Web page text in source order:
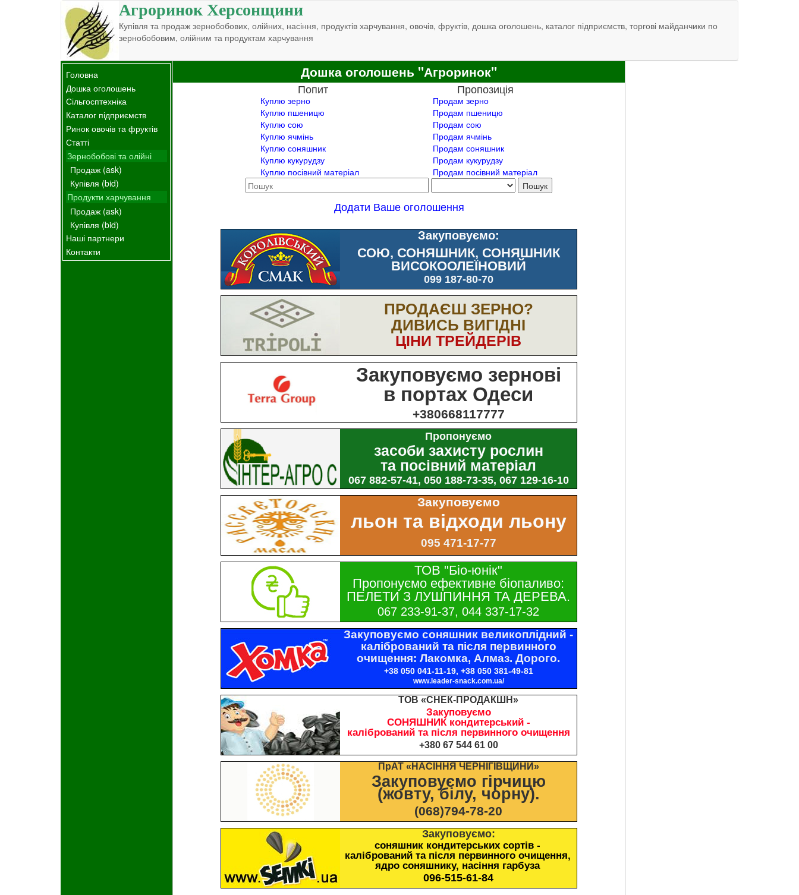
Агроринок Херсонщини
Купівля та продаж зернобобових, олійних, насіння, продуктів харчування, овочів, фруктів, дошка оголошень, каталог підприємств, торгові майданчики по
зернобобовим, олійним та продуктам харчування
Головна
Дошка оголошень
Сільгосптехніка
Каталог підприємств
Ринок овочів та фруктів
Статті
Зернобобові та олійні
Продаж (ask)
Купівля (bid)
Продукти харчування
Продаж (ask)
Купівля (bid)
Наші партнери
Контакти
Дошка оголошень "Агроринок"
Попит
Куплю зерно
Куплю пшеницю
Куплю сою
Куплю ячмінь
Куплю соняшник
Куплю кукурудзу
Куплю посівний матеріал
Пропозиція
Продам зерно
Продам пшеницю
Продам сою
Продам ячмінь
Продам соняшник
Продам кукурудзу
Продам посівний матеріал
Додати Ваше оголошення
Закуповуємо:
СОЮ, СОНЯШНИК, СОНЯШНИК
ВИСОКООЛЕЇНОВИЙ
099 187-80-70
ПРОДАЄШ ЗЕРНО?
ДИВИСЬ ВИГІДНІ
ЦІНИ ТРЕЙДЕРІВ
Закуповуємо зернові
в портах Одеси
+380668117777
Пропонуємо
засоби захисту рослин
та посівний матеріал
067 882-57-41, 050 188-73-35, 067 129-16-10
Закуповуємо
льон та відходи льону
095 471-17-77
ТОВ "Біо-юнік"
Пропонуємо ефективне біопаливо:
ПЕЛЕТИ З ЛУШПИННЯ ТА ДЕРЕВА.
067 233-91-37, 044 337-17-32
Закуповуємо соняшник великоплідний -
калібрований та після первинного
очищення: Лакомка, Алмаз. Дорого.
+38 050 041-11-19, +38 050 381-49-81
www.leader-snack.com.ua/
ТОВ «СНЕК-ПРОДАКШН»
Закуповуємо
СОНЯШНИК кондитерський -
калібрований та після первинного очищення
+380 67 544 61 00
ПрАТ «НАСІННЯ ЧЕРНІГІВЩИНИ»
Закуповуємо гірчицю
(жовту, білу, чорну).
(068)794-78-20
Закуповуємо:
соняшник кондитерських сортів -
калібрований та після первинного очищення,
ядро соняшнику, насіння гарбуза
096-515-61-84